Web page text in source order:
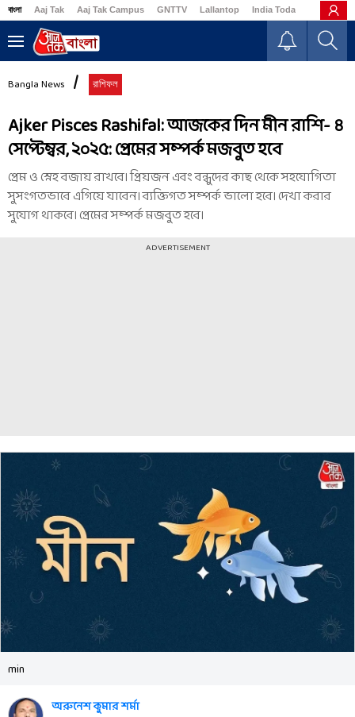
বাংলা Aaj Tak Aaj Tak Campus GNTTV Lallantop India Today Business
Bangla News রাশিফল
Ajker Pisces Rashifal: আজকের দিন মীন রাশি- ৪
সেপ্টেম্বর, ২০২৫: প্রেমের সম্পর্ক মজবুত হবে
প্রেম ও স্নেহ বজায় রাখবে। প্রিয়জন এবং বন্ধুদের কাছ থেকে সহযোগিতা
সুসংগতভাবে এগিয়ে যাবেন। ব্যক্তিগত সম্পর্ক ভালো হবে। দেখা করার
সুযোগ থাকবে। প্রেমের সম্পর্ক মজবুত হবে।
ADVERTISEMENT
min
অরুনেশ কুমার শর্মা